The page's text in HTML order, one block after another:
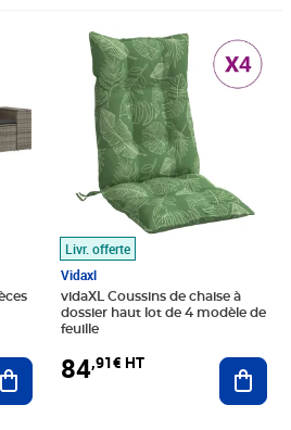
Ajouter au panier
Livr. offerte
Vidaxl
vidaXL Coussins de chaise à
dossier haut lot de 4 modèle de
feuille
84,91€ HT
Prix 84,91€ HT